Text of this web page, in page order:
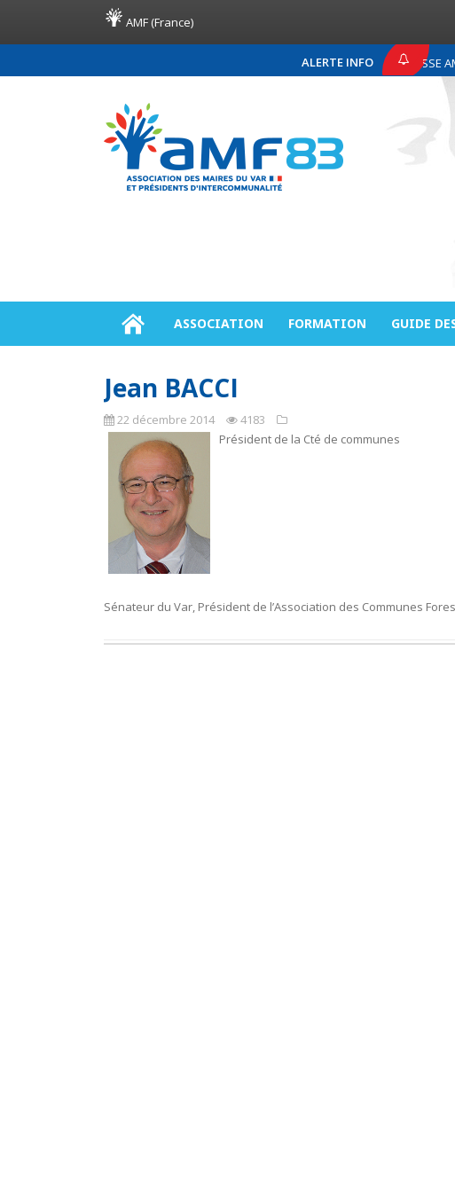
AMF (France)
ALERTE INFO
COMMUNIQUÉ DE PRESSE
ASSOCIATION FORMATION GUIDE
Jean BACCI
22 décembre 2014
4183
Président de la Cté de communes
Sénateur du Var, Président de l’Association des Communes